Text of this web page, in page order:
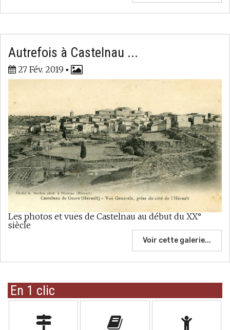
Autrefois à Castelnau ...
27 Fév. 2019 ▪
Les photos et vues de Castelnau au début du XX°
siècle
Voir cette galerie...
En 1 clic